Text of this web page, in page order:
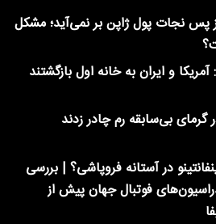
پس نجات پول ژاپن بر نمی‌آید؛ مشکل
و ایران به خانه اول بازگشتند
گرمای بی‌سابقه رم چادر زدند
در آستانه فروپاشی؟ | بررسی
فوتبال جهان پیش از